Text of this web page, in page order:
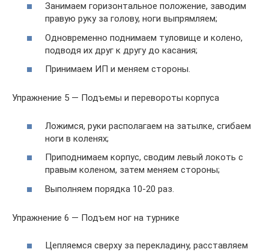
Занимаем горизонтальное положение, заводим
правую руку за голову, ноги выпрямляем;
Одновременно поднимаем туловище и колено,
подводя их друг к другу до касания;
Принимаем ИП и меняем стороны.
Упражнение 5 — Подъемы и перевороты корпуса
Ложимся, руки располагаем на затылке, сгибаем
ноги в коленях;
Приподнимаем корпус, сводим левый локоть с
правым коленом, затем меняем стороны;
Выполняем порядка 10-20 раз.
Упражнение 6 — Подъем ног на турнике
Цепляемся сверху за перекладину, расставляем